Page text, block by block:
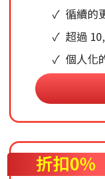
循續的
超過
個人化
折扣0%